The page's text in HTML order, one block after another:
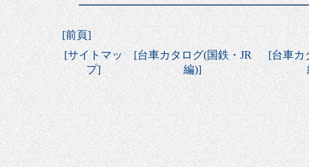
[前頁]
[サイトマッ
プ]
[台車カタログ(国鉄・JR
編)]
[台車カ